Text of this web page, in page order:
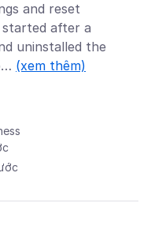
and reset
after a
uninstalled the
(xem thêm)